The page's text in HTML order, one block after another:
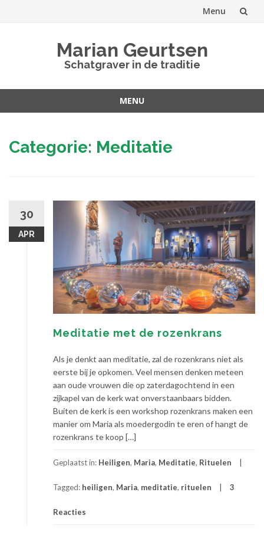
Menu
Marian Geurtsen
Schatgraver in de traditie
MENU
inhoud
Categorie: Meditatie
30
APR
Meditatie met de rozenkrans
Als je denkt aan meditatie, zal de rozenkrans niet als
eerste bij je opkomen. Veel mensen denken meteen
aan oude vrouwen die op zaterdagochtend in een
zijkapel van de kerk wat onverstaanbaars bidden.
Buiten de kerk is een workshop rozenkrans maken een
manier om Maria als moedergodin te eren of hangt de
rozenkrans te koop […]
Geplaatst in: Heiligen, Maria, Meditatie, Rituelen
Tagged: heiligen, Maria, meditatie, rituelen 3
Reacties